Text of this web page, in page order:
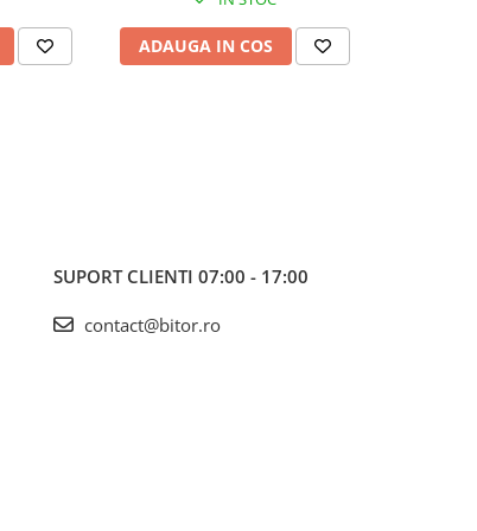
ADAUGA IN COS
SUPORT CLIENTI 07:00 - 17:00
contact@bitor.ro